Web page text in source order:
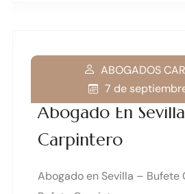
Abogado En
Carpintero
ABOGADOS
7 de
Abogado en Sevilla – Bufete